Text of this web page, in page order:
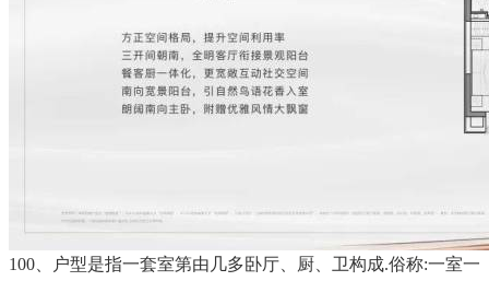
100、户型是指一套室第由几多卧厅、厨、卫构成.俗称:一室一